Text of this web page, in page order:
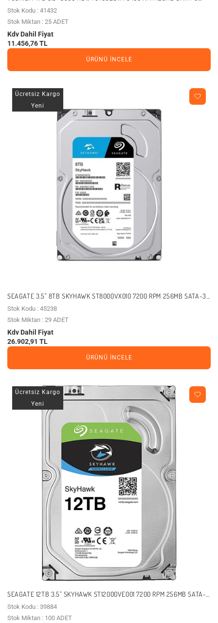
GÜVENLIK DISKI
Stok Kodu : 41432
Stok Miktarı : 25 ADET
Kdv Dahil Fiyat
11.456,76 TL
ÜRÜNÜ İNCELE
Ücretsiz Kargo
Yeni
SEAGATE 3.5" 8TB SKYHAWK ST8000VX010 7200 RPM 256MB SATA-3
GÜVENLIK DISKI
Stok Kodu : 45238
Stok Miktarı : 29 ADET
Kdv Dahil Fiyat
26.902,91 TL
ÜRÜNÜ İNCELE
Ücretsiz Kargo
Yeni
SEAGATE 12TB 3.5" SKYHAWK ST12000VE001 7200 RPM 256MB SATA-3
GÜVENLIK DISKI
Stok Kodu : 39884
Stok Miktarı : 100 ADET